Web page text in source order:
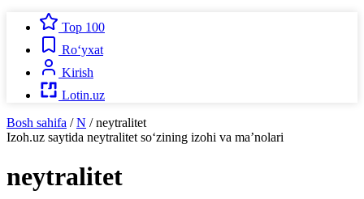
Top 100
Ro‘yxat
Kirish
Lotin.uz
Bosh sahifa / N / neytralitet
Izoh.uz saytida neytralitet so‘zining izohi va ma’nolari
neytralitet